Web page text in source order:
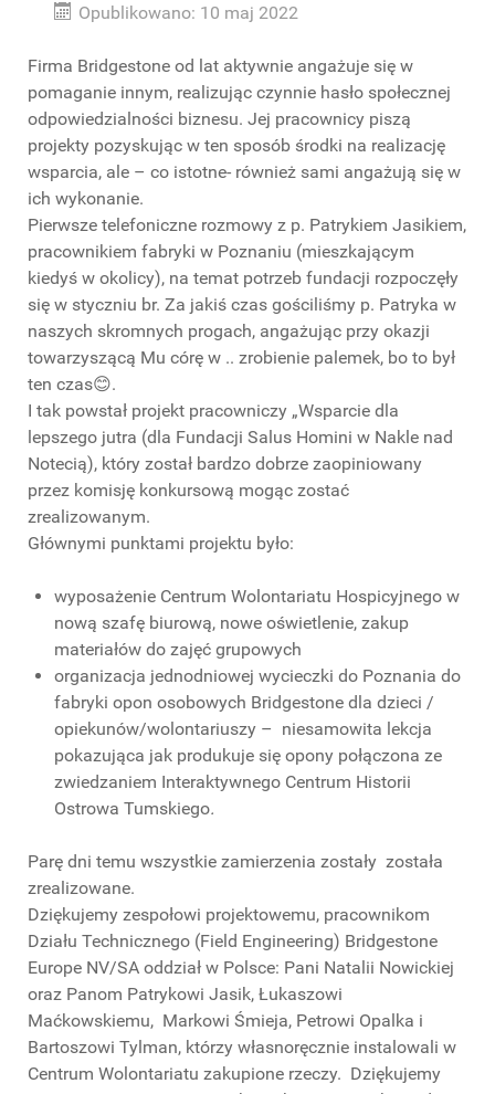
Opublikowano: 10 maj 2022
Firma Bridgestone od lat aktywnie angażuje się w
pomaganie innym, realizując czynnie hasło społecznej
odpowiedzialności biznesu. Jej pracownicy piszą
projekty pozyskując w ten sposób środki na realizację
wsparcia, ale – co istotne- również sami angażują się w
ich wykonanie.
Pierwsze telefoniczne rozmowy z p. Patrykiem Jasikiem,
pracownikiem fabryki w Poznaniu (mieszkającym
kiedyś w okolicy), na temat potrzeb fundacji rozpoczęły
się w styczniu br. Za jakiś czas gościliśmy p. Patryka w
naszych skromnych progach, angażując przy okazji
towarzyszącą Mu córę w .. zrobienie palemek, bo to był
ten czas😊.
I tak powstał projekt pracowniczy „Wsparcie dla
lepszego jutra (dla Fundacji Salus Homini w Nakle nad
Notecią), który został bardzo dobrze zaopiniowany
przez komisję konkursową mogąc zostać
zrealizowanym.
Głównymi punktami projektu było:
wyposażenie Centrum Wolontariatu Hospicyjnego w
nową szafę biurową, nowe oświetlenie, zakup
materiałów do zajęć grupowych
organizacja jednodniowej wycieczki do Poznania do
fabryki opon osobowych Bridgestone dla dzieci /
opiekunów/wolontariuszy – niesamowita lekcja
pokazująca jak produkuje się opony połączona ze
zwiedzaniem Interaktywnego Centrum Historii
Ostrowa Tumskiego.
Parę dni temu wszystkie zamierzenia zostały została
zrealizowane.
Dziękujemy zespołowi projektowemu, pracownikom
Działu Technicznego (Field Engineering) Bridgestone
Europe NV/SA oddział w Polsce: Pani Natalii Nowickiej
oraz Panom Patrykowi Jasik, Łukaszowi
Maćkowskiemu, Markowi Śmieja, Petrowi Opalka i
Bartoszowi Tylman, którzy własnoręcznie instalowali w
Centrum Wolontariatu zakupione rzeczy. Dziękujemy